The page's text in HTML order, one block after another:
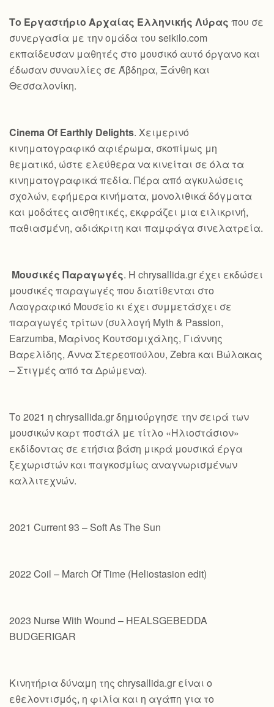
Το Εργαστήριο Αρχαίας Ελληνικής Λύρας που σε
συνεργασία με την ομάδα του seikilo.com
εκπαίδευσαν μαθητές στο μουσικό αυτό όργανο και
έδωσαν συναυλίες σε Άβδηρα, Ξάνθη και
Θεσσαλονίκη.
Cinema Of Earthly Delights. Χειμερινό
κινηματογραφικό αφιέρωμα, σκοπίμως μη
θεματικό, ώστε ελεύθερα να κινείται σε όλα τα
κινηματογραφικά πεδία. Πέρα από αγκυλώσεις
σχολών, εφήμερα κινήματα, μονολιθικά δόγματα
και μοδάτες αισθητικές, εκφράζει μια ειλικρινή,
παθιασμένη, αδιάκριτη και παμφάγα σινελατρεία.
Μουσικές Παραγωγές. Η chrysallida.gr έχει εκδώσει
μουσικές παραγωγές που διατίθενται στο
Λαογραφικό Μουσείο κι έχει συμμετάσχει σε
παραγωγές τρίτων (συλλογή Myth & Passion,
Earzumba, Μαρίνος Κουτσομιχάλης, Γιάννης
Βαρελίδης, Άννα Στερεοπούλου, Zebra και Βώλακας
– Στιγμές από τα Δρώμενα).
Το 2021 η chrysallida.gr δημιούργησε την σειρά των
μουσικών καρτ ποστάλ με τίτλο «Ηλιοστάσιον»
εκδίδοντας σε ετήσια βάση μικρά μουσικά έργα
ξεχωριστών και παγκοσμίως αναγνωρισμένων
καλλιτεχνών.
2021 Current 93 – Soft As The Sun
2022 Coil – March Of Time (Heliostasion edit)
2023 Nurse With Wound – HEALSGEBEDDA
BUDGERIGAR
Κινητήρια δύναμη της chrysallida.gr είναι ο
εθελοντισμός, η φιλία και η αγάπη για το